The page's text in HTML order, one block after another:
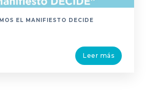
EL MANIFIESTO DECIDE
Leer más